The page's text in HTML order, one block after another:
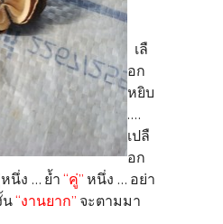
เลื
อก
หยิบ
....
เปลื
อก
นึ่ง ... ย้ำ “คู่” หนึ่ง ... อย่า
น“งานยาก” จะตามมา